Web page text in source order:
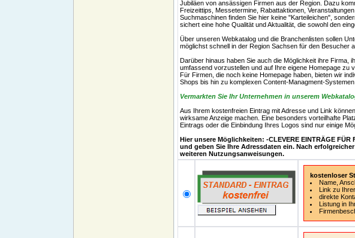
Jubiläen von ansässigen Firmen aus der Region. Dazu
Freizeittips, Messetermine, Rabattaktionen,
Suchmaschinen finden Sie hier keine "Karteileichen",
sichert eine hohe Qualität und Aktualität, die sowohl den
Über unseren Webkatalog und die Branchenlisten sollen
möglichst schnell in der Region Sachsen für den Besucher
Darüber hinaus haben Sie auch die Möglichkeit ihre Firma,
umfassend vorzustellen und auf Ihre eigene Homepage zu
Für Firmen, die noch keine Homepage haben, bieten wir
Shops bis hin zu komplexen Content-Managment-Systemen
Vermarkten Sie Ihr Unternehmen in unserem
Aus Ihrem kostenfreien Eintrag mit Adresse und Link
wirksame Anzeige machen. Eine besonders vorteilhafte
Eintrags oder die Einbindung Ihres Logos sind nur einige
Hier unsere Möglichkeiten: -CLEVERE EINTRÄGE
und geben Sie Ihre Adressdaten ein. Nach
weiteren Nutzungsanweisungen.
kostenloser
Name,
Link zu
direkte
Listung in